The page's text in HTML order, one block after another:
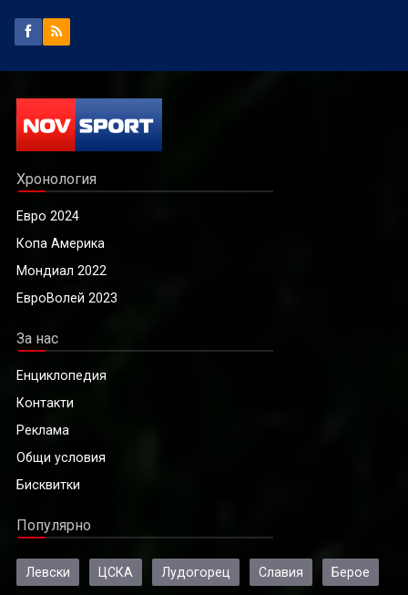
Хронология
Евро 2024
Копа Америка
Мондиал 2022
ЕвроВолей 2023
За нас
Енциклопедия
Контакти
Реклама
Общи условия
Бисквитки
Популярно
Левски ЦСКА Лудогорец Славия Берое